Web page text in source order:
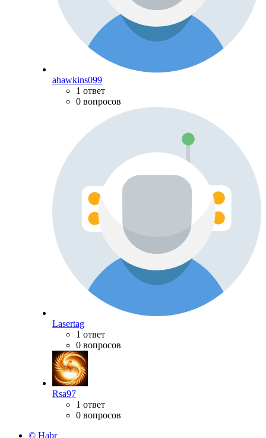
ahawkins099
1 ответ
0 вопросов
Lasertag
1 ответ
0 вопросов
Rsa97
1 ответ
0 вопросов
© Habr